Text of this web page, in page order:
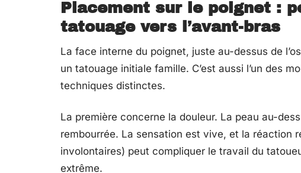
Placement sur le poignet :
tatouage vers l’avant-bras
La face interne du poignet, juste au-dessus de
un tatouage initiale famille. C’est aussi l’un des
techniques distinctes.
La première concerne la douleur. La peau au-
rembourrée. La sensation est vive, et la réaction
involontaires) peut compliquer le travail du
extrême.